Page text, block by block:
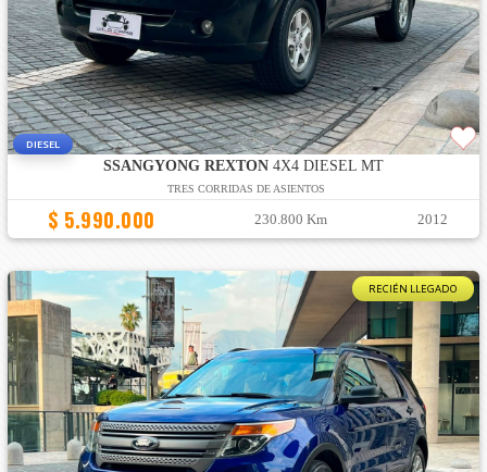
DIESEL
SSANGYONG REXTON4X4 DIESEL MT
TRES CORRIDAS DE ASIENTOS
$ 5.990.000 230.800 Km 2012
RECIÉN LLEGADO